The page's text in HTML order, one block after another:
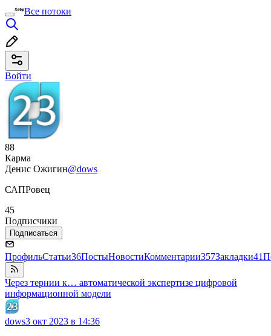
Все потоки
Войти
88
Карма
Денис Ожигин@dows
САПРовец
45
Подписчики
Подписаться
ПрофильСтатьи36ПостыНовостиКомментарии357Закладки41
Через тернии к… автоматической экспертизе цифровой
информационной модели
dows3 окт 2023 в 14:36